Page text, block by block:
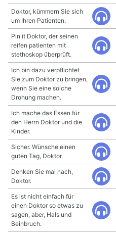
Doktor, kümmern Sie sich
um Ihren Patienten.
Pin it Doktor, der seinen
reifen patienten mit
stethoskop überprüft.
Ich bin dazu verpflichtet
Sie zum Doktor zu bringen,
wenn Sie eine solche
Drohung machen.
Ich mache das Essen für
den Herrn Doktor und die
Kinder.
Sicher. Wünsche einen
guten Tag, Doktor.
Denken Sie mal nach,
Doktor.
Es ist nicht einfach für
einen Doktor so etwas zu
sagen, aber, Hals und
Beinbruch.